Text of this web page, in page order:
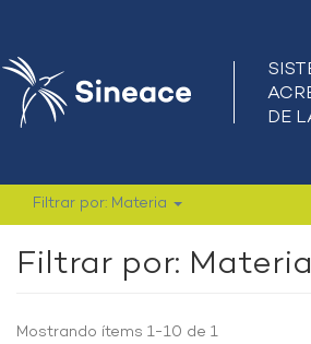
Filtrar por: Materia
Filtrar por: Materia
Mostrando ítems 1-10 de 1